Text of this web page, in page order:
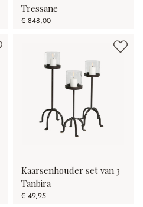
Tressane
€ 848,00
Kaarsenhouder set van 3
Tanbira
€ 49,95